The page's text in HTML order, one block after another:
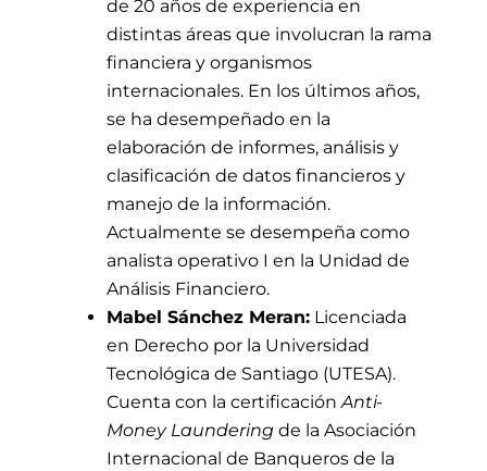
de 20 años de experiencia en
distintas áreas que involucran la rama
financiera y organismos
internacionales. En los últimos años,
se ha desempeñado en la
elaboración de informes, análisis y
clasificación de datos financieros y
manejo de la información.
Actualmente se desempeña como
analista operativo I en la Unidad de
Análisis Financiero.
Mabel Sánchez Meran: Licenciada
en Derecho por la Universidad
Tecnológica de Santiago (UTESA).
Cuenta con la certificaciónAnti-
Money Laundering de la Asociación
Internacional de Banqueros de la